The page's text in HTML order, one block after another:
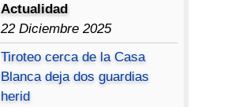
Actualidad
22 Diciembre 2025
Tiroteo cerca de la Casa
Blanca deja dos guardias
herid